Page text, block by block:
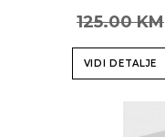
125.00 KM
VIDI DETALJE